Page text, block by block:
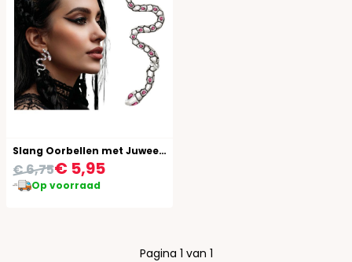
Slang Oorbellen met Juweeltjes
€ 5,95
€ 6,75
Op voorraad
Pagina 1 van 1